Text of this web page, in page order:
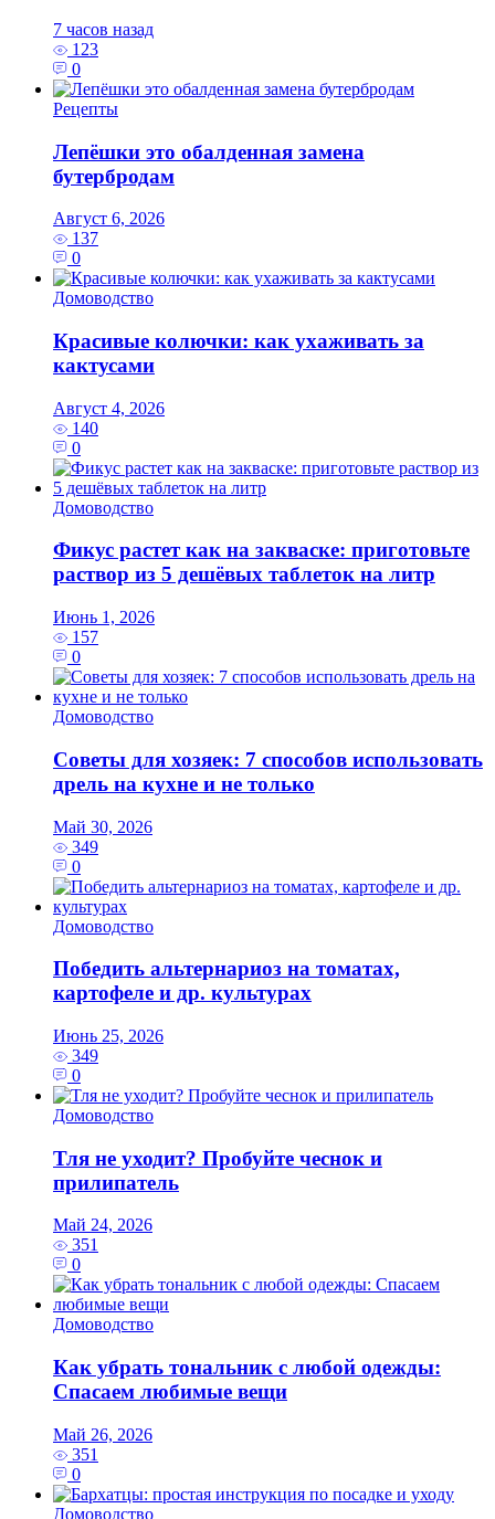
7 часов назад
123
0
Рецепты
Лепёшки это обалденная замена
бутербродам
Август 6, 2026
137
0
Домоводство
Красивые колючки: как ухаживать за
кактусами
Август 4, 2026
140
0
Домоводство
Фикус растет как на закваске: приготовьте
раствор из 5 дешёвых таблеток на литр
Июнь 1, 2026
157
0
Домоводство
Советы для хозяек: 7 способов использовать
дрель на кухне и не только
Май 30, 2026
349
0
Домоводство
Победить альтернариоз на томатах,
картофеле и др. культурах
Июнь 25, 2026
349
0
Домоводство
Тля не уходит? Пробуйте чеснок и
прилипатель
Май 24, 2026
351
0
Домоводство
Как убрать тональник с любой одежды:
Спасаем любимые вещи
Май 26, 2026
351
0
Домоводство